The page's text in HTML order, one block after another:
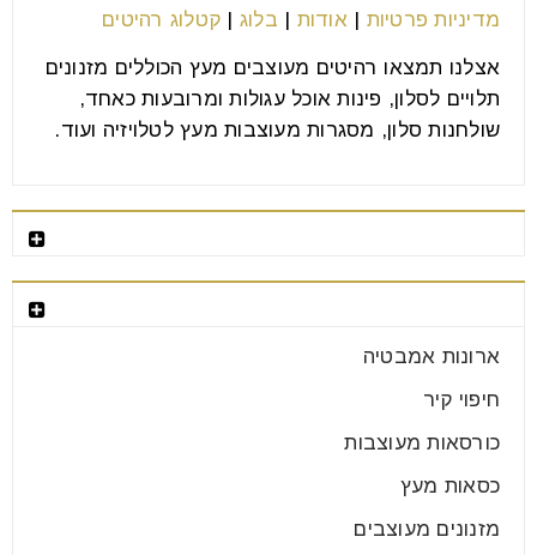
25 יונ
בחירת הארון לחדר היא אחת ההחלטות החשובות בעיצוב
הבית. מדובר ברהיט מרכזי שמשרת אותנו מדי יום, משפיע
מדיניות פרטיות |אודות | בלוג | קטלוג רהיטים
אצלנו תמצאו רהיטים מעוצבים מעץ הכוללים מזנונים
תלויים לסלון, פינות אוכל עגולות ומרובעות כאחד,
שולחנות סלון, מסגרות מעוצבות מעץ לטלויזיה ועוד.
ארונות אמבטיה
חיפוי קיר
כורסאות מעוצבות
כסאות מעץ
מזנונים מעוצבים